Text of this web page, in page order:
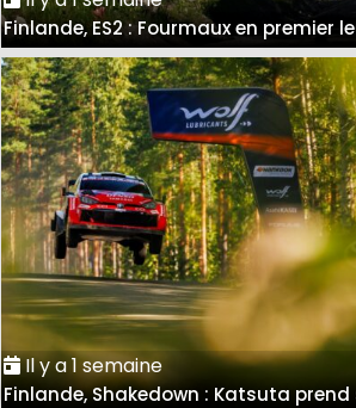
Finlande, ES2 : Fourmaux en premier
Il y a 1 semaine
Finlande, Shakedown : Katsuta